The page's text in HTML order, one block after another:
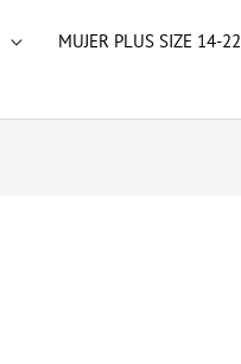
MUJER PLUS SIZE 14-22